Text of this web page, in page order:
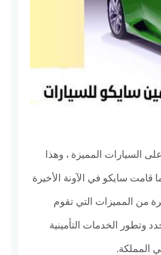
السيارات المميزة ، وهذا
قامت سايكو في الآونة الأخيرة
من المميزات التي تقوم
وتطور الخدمات التأمينية
المملكة.